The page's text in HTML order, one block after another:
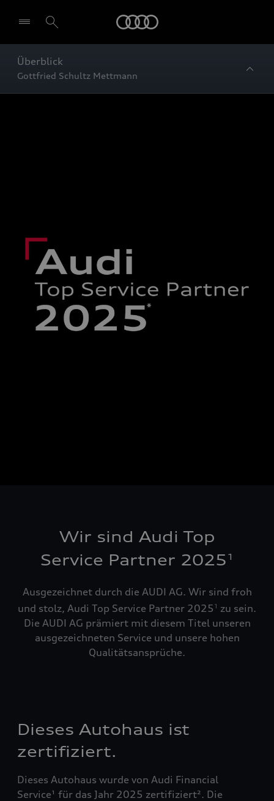
Überblick
Gottfried Schultz Mettmann
Wir sind Audi Top
Service Partner 2025 1
Ausgezeichnet durch die AUDI AG. Wir sind froh
und stolz, Audi Top Service Partner 2025 1
zu sein.
Die AUDI AG prämiert mit diesem Titel unseren
ausgezeichneten Service und unsere hohen
Qualitätsansprüche.
Dieses Autohaus ist
zertifiziert.
Dieses Autohaus wurde von Audi Financial
Service¹ für das Jahr 2025 zertifiziert². Die